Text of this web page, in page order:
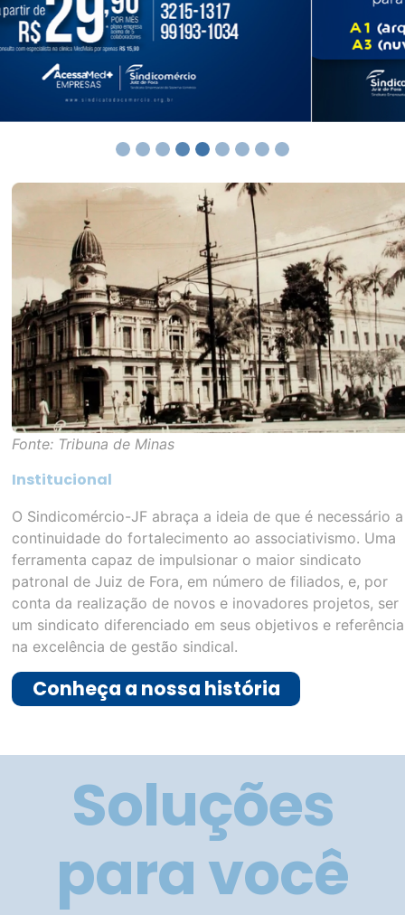
Fonte: Tribuna de Minas
Institucional
O Sindicomércio-JF abraça a ideia de que é necessário a
continuidade do fortalecimento ao associativismo. Uma
ferramenta capaz de impulsionar o maior sindicato
patronal de Juiz de Fora, em número de filiados, e, por
conta da realização de novos e inovadores projetos, ser
um sindicato diferenciado em seus objetivos e referência
na excelência de gestão sindical.
Conheça a nossa história
Soluções
para você